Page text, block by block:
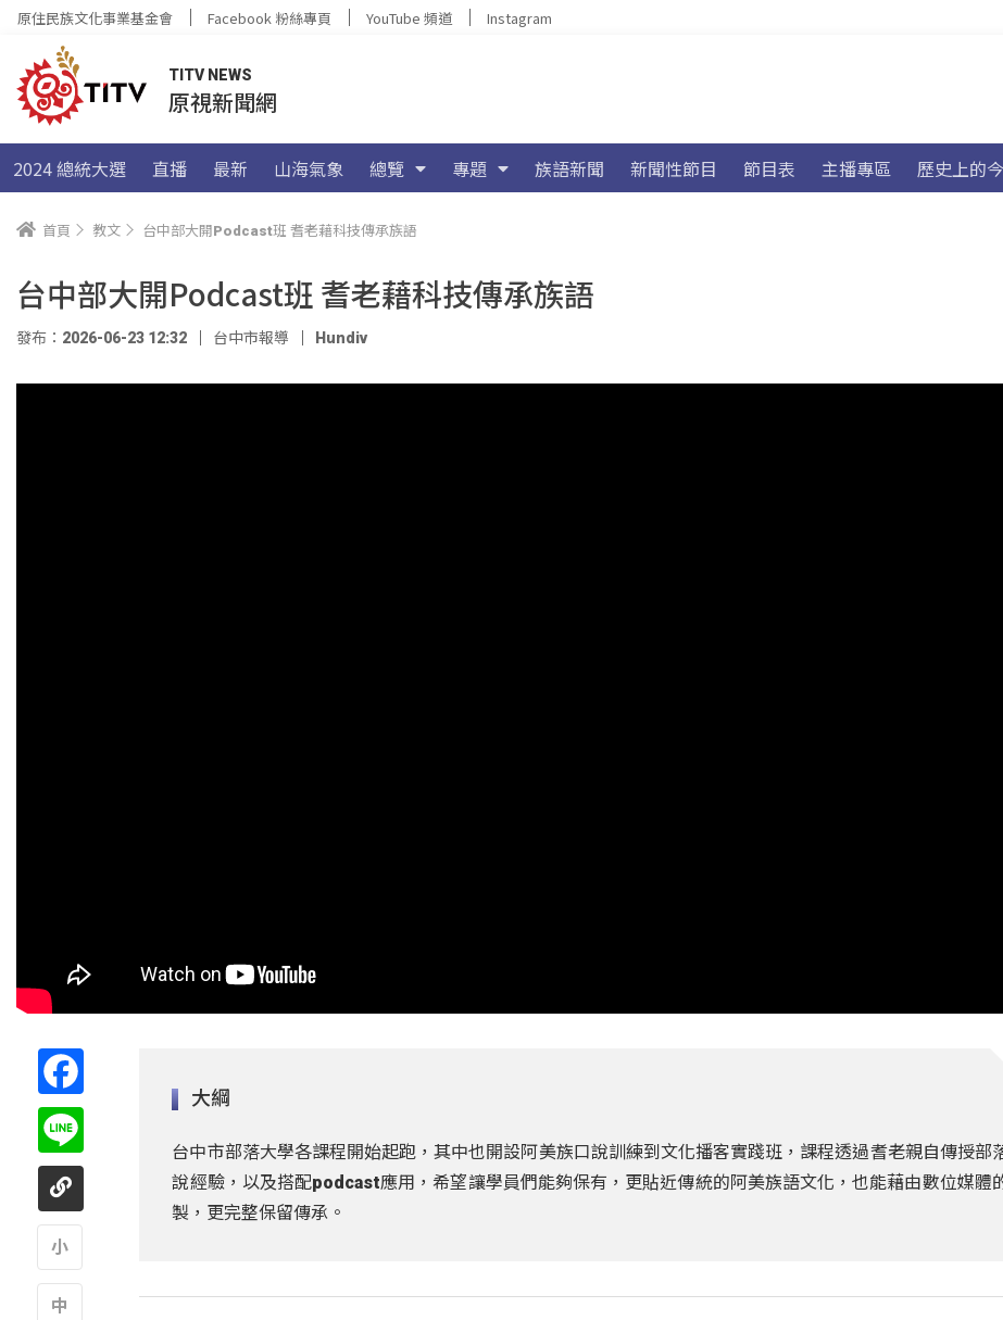
原住民族文化事業基金會 Facebook 粉絲專頁 YouTube 頻道 Instagram
TITV NEWS
原視新聞網
2024 總統大選 直播 最新 山海氣象 總覽 專題 族語新聞 新聞性節目 節目表 主播專區 歷史上的
首頁 教文 台中部大開Podcast班 耆老藉科技傳承族語
台中部大開Podcast班 耆老藉科技傳承族語
發布：2026-06-23 12:32 台中市報導 Hundiv
大綱
台中市部落大學各課程開始起跑，其中也開設阿美族口說訓練到文化播客實踐班，課程透過耆老親自傳授部
說經驗，以及搭配podcast應用，希望讓學員們能夠保有，更貼近傳統的阿美族語文化，也能藉由數位媒體
製，更完整保留傳承。